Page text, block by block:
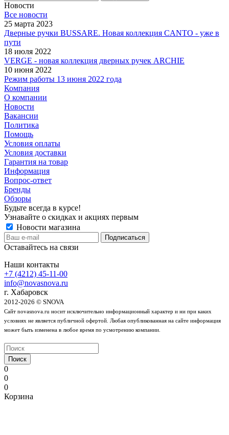
Новости
Все новости
25 марта 2023
Дверные ручки BUSSARE. Новая коллекция CANTO - уже в
пути
18 июля 2022
VERGE - новая коллекция дверных ручек ARCHIE
10 июня 2022
Режим работы 13 июня 2022 года
Компания
О компании
Новости
Вакансии
Политика
Помощь
Условия оплаты
Условия доставки
Гарантия на товар
Информация
Вопрос-ответ
Бренды
Обзоры
Будьте всегда в курсе!
Узнавайте о скидках и акциях первым
Новости магазина
Оставайтесь на связи
Наши контакты
+7 (4212) 45-11-00
info@novasnova.ru
г. Хабаровск
2012-2026 © SNOVA
Сайт novasnova.ru носит исключительно информационный характер и ни при каких
условиях не является публичной офертой. Любая опубликованная на сайте информация
может быть изменена в любое время по усмотрению компании.
Поиск
0
0
0
Корзина